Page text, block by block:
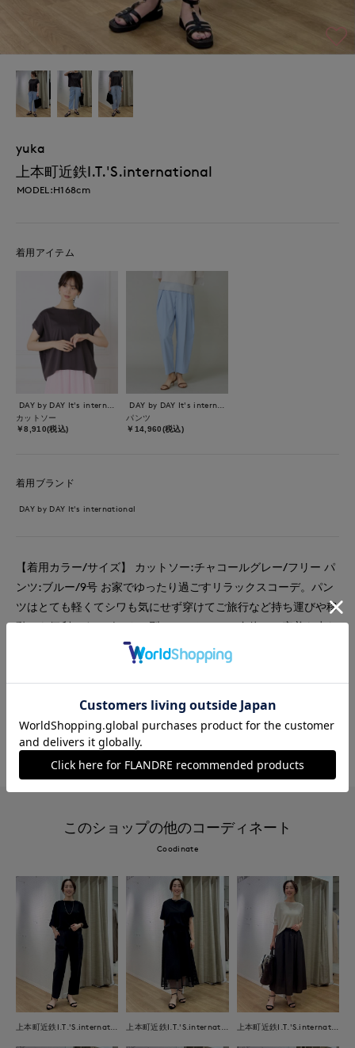
yuka
上本町近鉄I.T.'S.international
MODEL:H168cm
着用アイテム
カットソー
￥8,910(税込)
パンツ
￥14,960(税込)
着用ブランド
DAY by DAY It's international
【着用カラー/サイズ】 カットソー:チャコールグレー/フリー パ
ンツ:ブルー/9号 お家でゆったり過ごすリラックスコーデ。パン
ツはとても軽くてシワも気にせず穿けてご旅行など持ち運びや移
動にも便利です。ボックス型のカットソーは身体への密着も少な
#カットソー #パンツ #リラックス #休日
#コットン #カジュアル
#スポーティ #骨格ウェーブ
このショップの他のコーディネート
Coodinate